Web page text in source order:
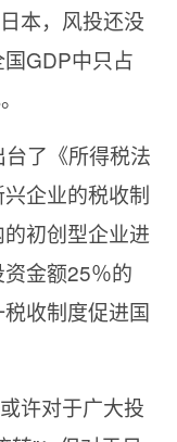
本，风投还没
GDP中只占
了《所得税法
企业的税收制
初创型企业进
金额25％的
收制度促进国
许对于广大投